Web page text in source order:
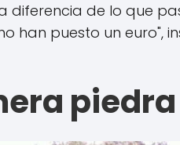
diferencia de lo que
han puesto un euro",